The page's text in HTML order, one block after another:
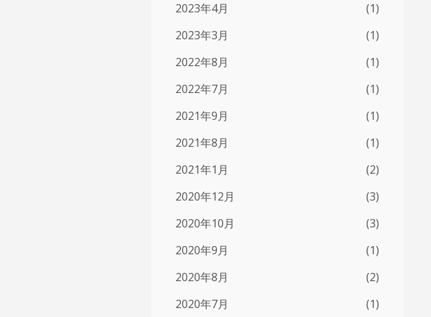
2023年4月
(1)
2023年3月
(1)
2022年8月
(1)
2022年7月
(1)
2021年9月
(1)
2021年8月
(1)
2021年1月
(2)
2020年12月
(3)
2020年10月
(3)
2020年9月
(1)
2020年8月
(2)
2020年7月
(1)